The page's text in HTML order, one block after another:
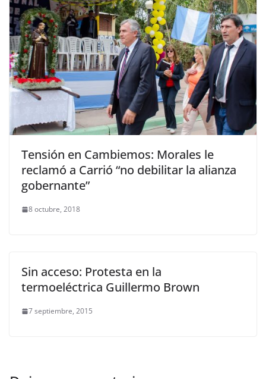
Tensión en Cambiemos: Morales le
reclamó a Carrió “no debilitar la alianza
gobernante”
8 octubre, 2018
Sin acceso: Protesta en la
termoeléctrica Guillermo Brown
7 septiembre, 2015